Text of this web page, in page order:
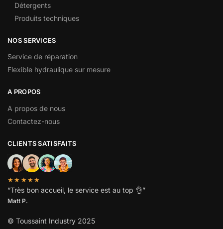
Détergents
Produits techniques
NOS SERVICES
Service de réparation
Flexible hydraulique sur mesure
A PROPOS
A propos de nous
Contactez-nous
CLIENTS SATISFAITS
★★★★★
“Très bon accueil, le service est au top 👌”
Matt P.
© Toussaint Industry 2025